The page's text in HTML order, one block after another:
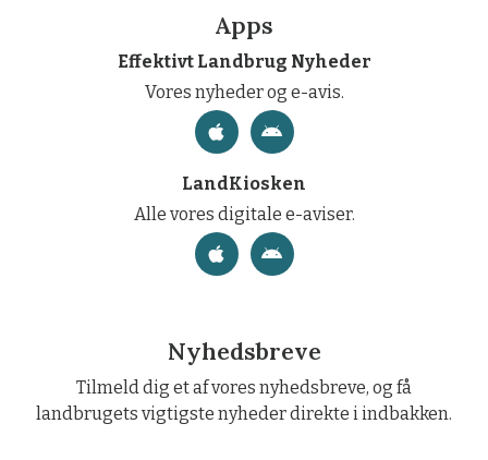
Apps
Effektivt Landbrug Nyheder
Vores nyheder og e-avis.
LandKiosken
Alle vores digitale e-aviser.
Nyhedsbreve
Tilmeld dig et af vores nyhedsbreve, og få
landbrugets vigtigste nyheder direkte i indbakken.